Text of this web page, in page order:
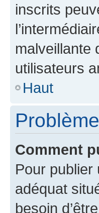
inscrits
malveillante
utilisateurs
Haut
Comment
Pour publier
adéquat
besoin